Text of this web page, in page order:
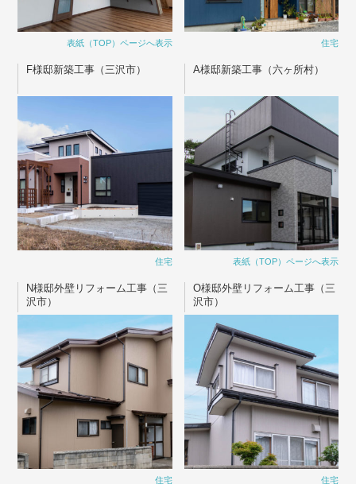
表紙（TOP）ページへ表示 住宅
F様邸新築工事（三沢市）
住宅
A様邸新築工事（六ヶ所村）
表紙（TOP）ページへ表示
N様邸外壁リフォーム工事（三
沢市）
住宅
O様邸外壁リフォーム工事（三
沢市）
住宅